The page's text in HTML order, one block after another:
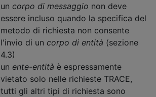
un corpo di messaggio non deve
essere incluso quando la specifica del
metodo di richiesta non consente
l'invio di un corpo di entità (sezione
4.3)
un ente-entità è espressamente
vietato solo nelle richieste TRACE,
tutti gli altri tipi di richiesta sono